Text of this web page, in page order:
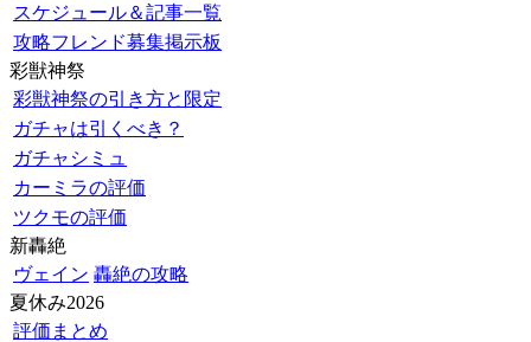
スケジュール＆記事一覧
攻略フレンド募集掲示板
彩獣神祭
彩獣神祭の引き方と限定
ガチャは引くべき？
ガチャシミュ
カーミラの評価
ツクモの評価
新轟絶
ヴェイン 轟絶の攻略
夏休み2026
評価まとめ